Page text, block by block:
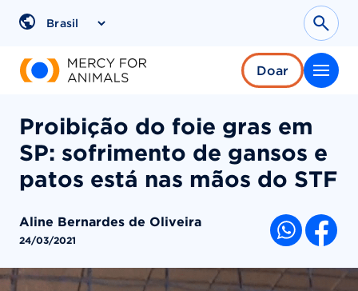
para
Region
Doar
Proibição do foie gras em
SP: sofrimento de gansos e
patos está nas mãos do STF
Aline Bernardes de Oliveira
24/03/2021